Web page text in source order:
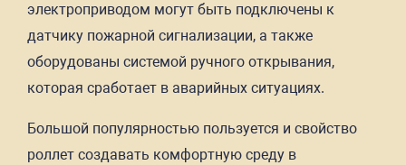
электроприводом могут быть подключены к
датчику пожарной сигнализации, а также
оборудованы системой ручного открывания,
которая сработает в аварийных ситуациях.
Большой популярностью пользуется и свойство
роллет создавать комфортную среду в